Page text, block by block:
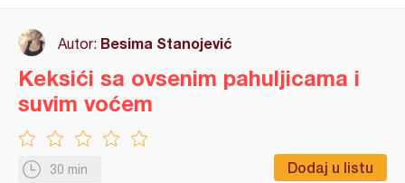
Autor: Besima Stanojević
30 min Dodaj u listu
Keksići sa ovsenim pahuljicama i
suvim voćem